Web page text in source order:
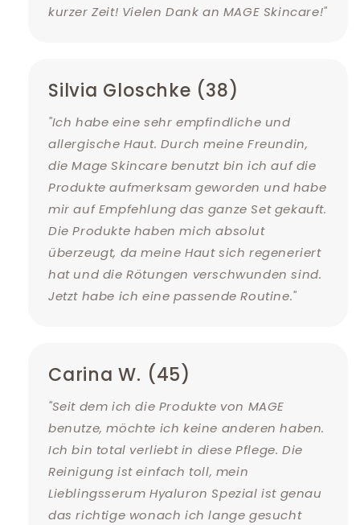
kurzer Zeit! Vielen Dank an MAGE Skincare!"
Silvia Gloschke (38)
"Ich habe eine sehr empfindliche und
allergische Haut. Durch meine Freundin,
die Mage Skincare benutzt bin ich auf die
Produkte aufmerksam geworden und habe
mir auf Empfehlung das ganze Set gekauft.
Die Produkte haben mich absolut
überzeugt, da meine Haut sich regeneriert
hat und die Rötungen verschwunden sind.
Jetzt habe ich eine passende Routine."
Carina W. (45)
"Seit dem ich die Produkte von MAGE
benutze, möchte ich keine anderen haben.
Ich bin total verliebt in diese Pflege. Die
Reinigung ist einfach toll, mein
Lieblingsserum Hyaluron Spezial ist genau
das richtige wonach ich lange gesucht